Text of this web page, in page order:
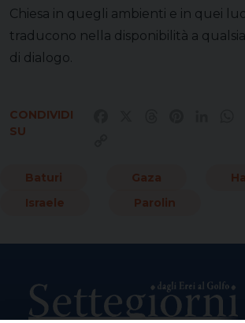
Chiesa in quegli ambienti e in quei
traducono nella disponibilità a
di dialogo.
CONDIVIDI
SU
Baturi Gaza
Israele
Parolin